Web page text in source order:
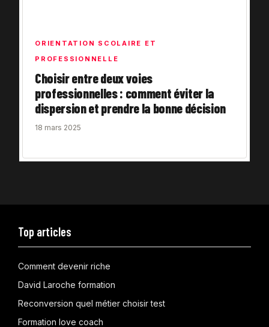
ORIENTATION SCOLAIRE ET
PROFESSIONNELLE
Choisir entre deux voies
professionnelles : comment éviter la
dispersion et prendre la bonne décision
18 mars 2025
Top articles
Comment devenir riche
David Laroche formation
Reconversion quel métier choisir test
Formation love coach